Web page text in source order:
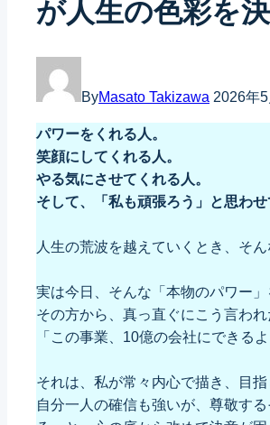
が人生の色彩を決
ByMasato Takizawa 2026年5
パワーをくれる人。
笑顔にしてくれる人。
やる気にさせてくれる人。
そして、「私も頑張ろう」と思わせ
人生の荒波を越えていくとき、そ
実は今日、そんな「本物のパワー
その方から、真っ直ぐにこう言われ
「この事業、10億の会社にできるよ
それは、私が常々内心で描き、目指
自分一人の確信も強いが、尊敬す